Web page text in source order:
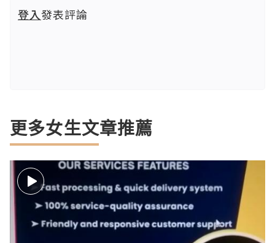
登入發表評論
更多女生文章推薦